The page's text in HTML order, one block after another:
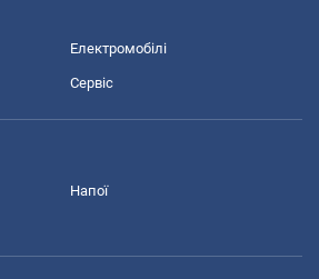
Електромобілі
Сервіс
Напої